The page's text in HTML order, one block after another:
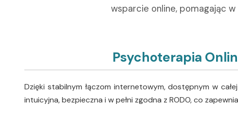
wsparcie online, pomagając w
Psychoterapia
Dzięki stabilnym łączom internetowym, dostępnym w
intuicyjna, bezpieczna i w pełni zgodna z RODO, co